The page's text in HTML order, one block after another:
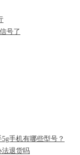
号了
手机有哪些型号？
法退货吗